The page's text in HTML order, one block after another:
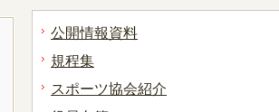
公開情報資料
規程集
スポーツ協会紹介